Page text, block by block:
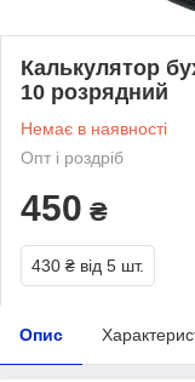
Калькулятор
10 розрядний
Немає в наявності
Опт і роздріб
450 ₴
430 ₴ від 5 шт.
Опис